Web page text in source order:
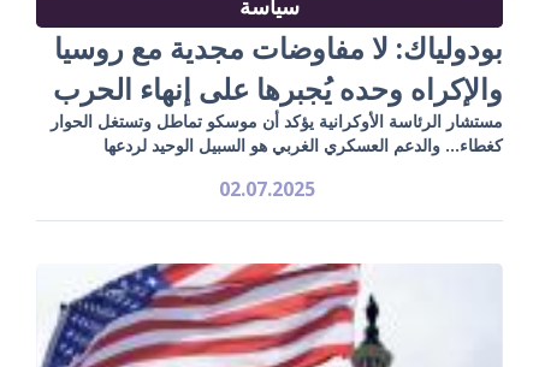
بودولياك: لا مفاوضات مجدية مع روسيا
والإكراه وحده يُجبرها على إنهاء الحرب
مستشار الرئاسة الأوكرانية يؤكد أن موسكو تماطل وتستغل الحوار
كغطاء... والدعم العسكري الغربي هو السبيل الوحيد لردعها
02.07.2025